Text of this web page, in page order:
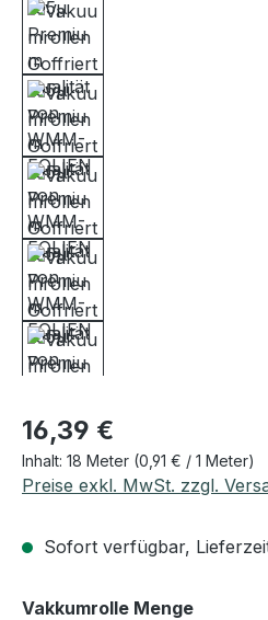
Regulärer Preis:
16,39 €
Inhalt: 18 Meter (0,91 € / 1 Meter)
Preise exkl. MwSt. zzgl.
Sofort verfügbar,
Vakkumrolle Menge